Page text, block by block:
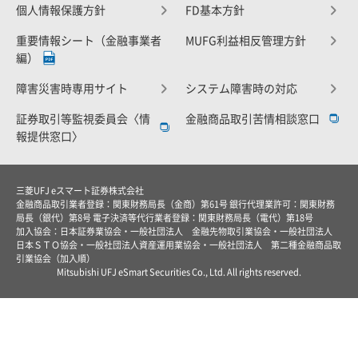
個人情報保護方針 FD基本方針
重要情報シート（金融事業者
編）
MUFG利益相反管理方針
障害災害時専用サイト システム障害時の対応
証券取引等監視委員会〈情
報提供窓口〉
金融商品取引苦情相談窓口
三菱UFJ eスマート証券株式会社
金融商品取引業者登録：関東財務局長（金商）第61号 銀行代理業許可：関東財務
局長（銀代）第8号 電子決済等代行業者登録：関東財務局長（電代）第18号
加入協会：日本証券業協会・一般社団法人 金融先物取引業協会・一般社団法人
日本ＳＴＯ協会・一般社団法人資産運用業協会・一般社団法人 第二種金融商品取
引業協会（加入順）
Mitsubishi UFJ eSmart Securities Co., Ltd. All rights reserved.